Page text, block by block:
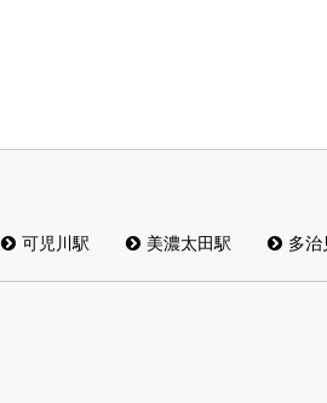
可児川駅 美濃太田駅 多治